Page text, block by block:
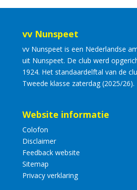
vv Nunspeet
vv Nunspeet is een Nederlandse
uit Nunspeet. De club werd
1924. Het standaardelftal van de
Tweede klasse zaterdag (2025/26).
Website informatie
Colofon
Disclaimer
Feedback website
Sitemap
Privacy verklaring